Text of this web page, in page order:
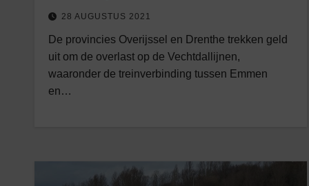
28 AUGUSTUS 2021
De provincies Overijssel en Drenthe trekken geld
uit om de overlast op de Vechtdallijnen,
waaronder de treinverbinding tussen Emmen
en…